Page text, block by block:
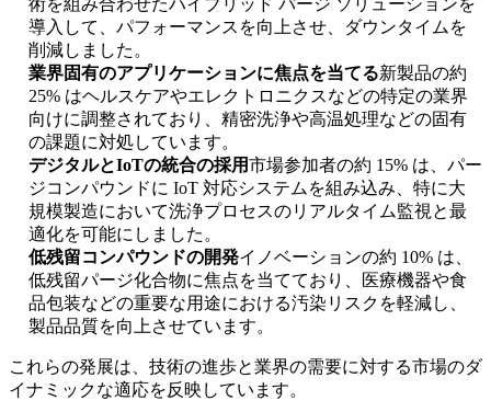
術を組み合わせたハイブリッド パージ ソリューションを
導入して、パフォーマンスを向上させ、ダウンタイムを
削減しました。
業界固有のアプリケーションに焦点を当てる新製品の約
25% はヘルスケアやエレクトロニクスなどの特定の業界
向けに調整されており、精密洗浄や高温処理などの固有
の課題に対処しています。
デジタルとIoTの統合の採用市場参加者の約 15% は、パー
ジコンパウンドに IoT 対応システムを組み込み、特に大
規模製造において洗浄プロセスのリアルタイム監視と最
適化を可能にしました。
低残留コンパウンドの開発イノベーションの約 10% は、
低残留パージ化合物に焦点を当てており、医療機器や食
品包装などの重要な用途における汚染リスクを軽減し、
製品品質を向上させています。
これらの発展は、技術の進歩と業界の需要に対する市場のダ
イナミックな適応を反映しています。